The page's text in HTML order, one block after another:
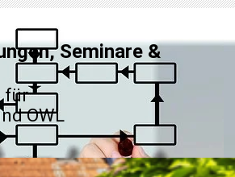
Seminare &
für
OWL